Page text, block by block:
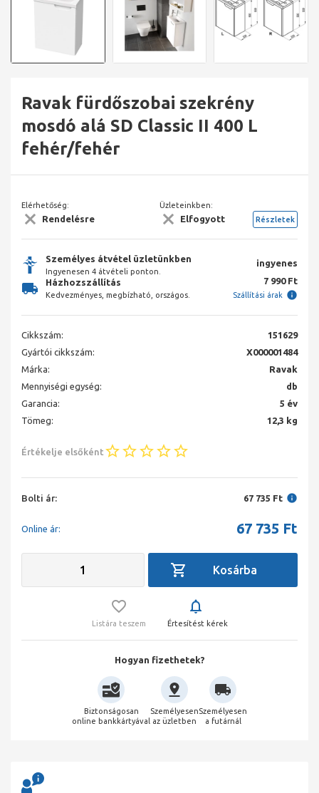
Ravak fürdőszobai szekrény
mosdó alá SD Classic II 400 L
fehér/fehér
Elérhetőség:
Rendelésre
Üzleteinkben:
Elfogyott Részletek
Személyes átvétel üzletünkben
Ingyenesen 4 átvételi ponton.
ingyenes
Házhozszállítás
Kedvezményes, megbízható, országos.
7 990 Ft
Szállítási árak
Cikkszám:
151629
Gyártói cikkszám:
X000001484
Márka:
Ravak
Mennyiségi egység:
db
Garancia:
5 év
Tömeg:
12,3 kg
Értékelje elsőként
Bolti ár: 67 735 Ft
Online ár: 67 735 Ft
Listára teszem Értesítést kérek
Hogyan fizethetek?
Biztonságosan
online bankkártyával
Személyesen
az üzletben
Személyesen
a futárnál